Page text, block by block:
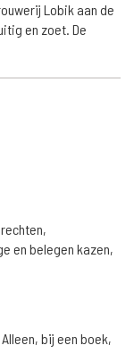
Lobik aan de
en zoet. De
en belegen kazen,
bij een boek,